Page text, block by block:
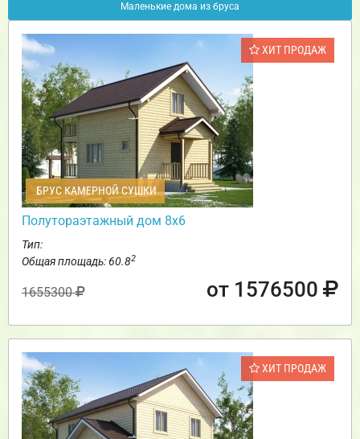
Маленькие дома из бруса
ХИТ ПРОДАЖ
БРУС КАМЕРНОЙ СУШКИ
Полутораэтажный дом 8х6
Тип:
Общая площадь: 60.82
1655300 от 1576500
ХИТ ПРОДАЖ